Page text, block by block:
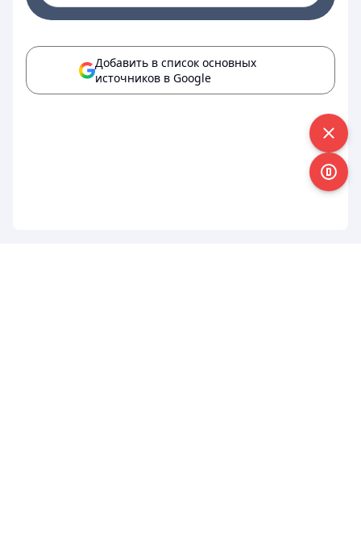
Добавить в список основных
источников в Google